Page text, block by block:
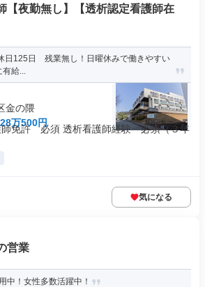
【夜勤無し】【透析認定看護師在
日125日 残業無し！日曜休みで働きやすい
有給...
金の隈
万500円
師免許 必須 透析看護師経験 必須（３年
気になる
営業
中！女性多数活躍中！